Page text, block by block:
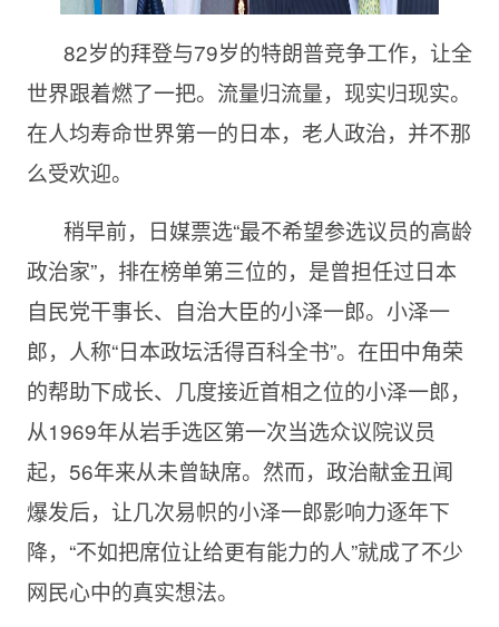
82岁的拜登与79岁的特朗普竞争工作，让全
世界跟着燃了一把。流量归流量，现实归现实。
在人均寿命世界第一的日本，老人政治，并不那
么受欢迎。
稍早前，日媒票选“最不希望参选议员的高龄
政治家”，排在榜单第三位的，是曾担任过日本
自民党干事长、自治大臣的小泽一郎。小泽一
郎，人称“日本政坛活得百科全书”。在田中角荣
的帮助下成长、几度接近首相之位的小泽一郎，
从1969年从岩手选区第一次当选众议院议员
起，56年来从未曾缺席。然而，政治献金丑闻
爆发后，让几次易帜的小泽一郎影响力逐年下
降，“不如把席位让给更有能力的人”就成了不少
网民心中的真实想法。